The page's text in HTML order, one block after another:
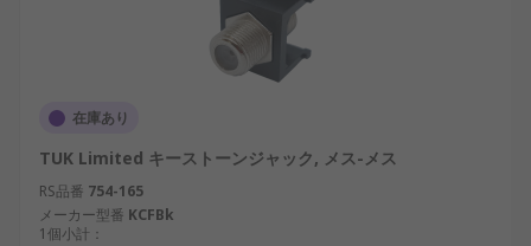
在庫あり
TUK Limited キーストーンジャック, メス-メス
RS品番 754-165
メーカー型番 KCFBk
1個小計：